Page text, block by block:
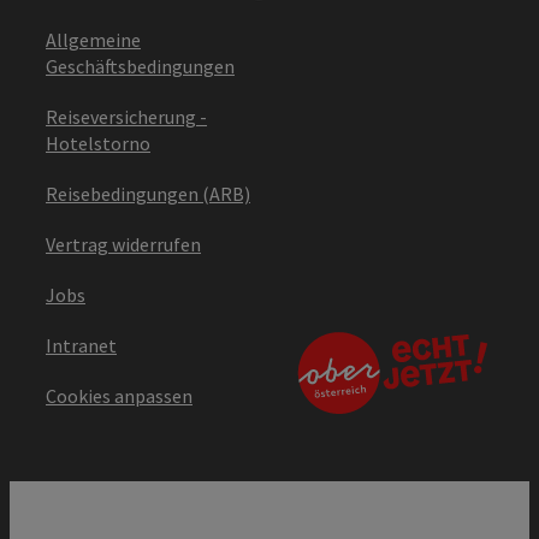
Allgemeine
Geschäftsbedingungen
Reiseversicherung -
Hotelstorno
Reisebedingungen (ARB)
Vertrag widerrufen
Jobs
Intranet
Cookies anpassen